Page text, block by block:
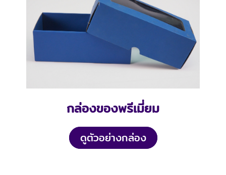
กล่องของพรีเมี่ยม
ดูตัวอย่างกล่อง